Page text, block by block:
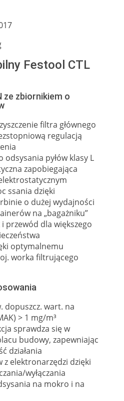
Festool CTL
ze zbiornikiem o
filtra głównego
regulacją
odsysania pyłów klasy L
zapobiegająca
ssania dzięki
o dużej wydajności
na „bagażniku”
przewód dla większego
optymalnemu
worka filtrującego
dopuszcz. wart. na
> 1 mg/m³
sprawdza się w
budowy, zapewniając
działania
z elektronarzędzi dzięki
wyłączania
na mokro i na